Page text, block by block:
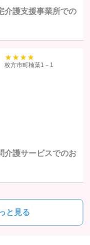
た権限を有する機関か
合
たは提供を求められた
を特定できないよう加工
人を特定できない統計デ
ことができるものとしま
と見る
介護支援事業所での
介護サービスでのお
39
枚方市町楠葉1－1